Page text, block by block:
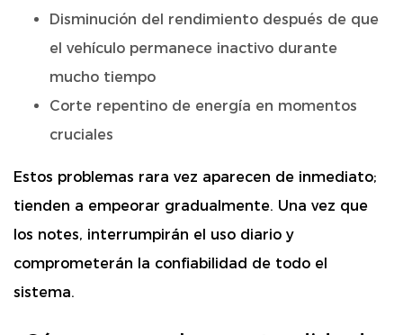
Disminución del rendimiento después de que
el vehículo permanece inactivo durante
mucho tiempo
Corte repentino de energía en momentos
cruciales
Estos problemas rara vez aparecen de inmediato;
tienden a empeorar gradualmente. Una vez que
los notes, interrumpirán el uso diario y
comprometerán la confiabilidad de todo el
sistema.